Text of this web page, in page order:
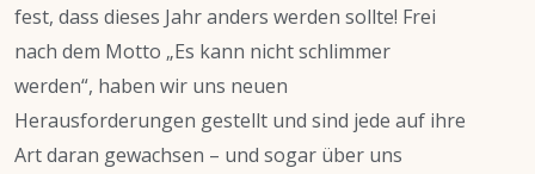
fest, dass dieses Jahr anders werden sollte! Frei
nach dem Motto „Es kann nicht schlimmer
werden“, haben wir uns neuen
Herausforderungen gestellt und sind jede auf ihre
Art daran gewachsen – und sogar über uns